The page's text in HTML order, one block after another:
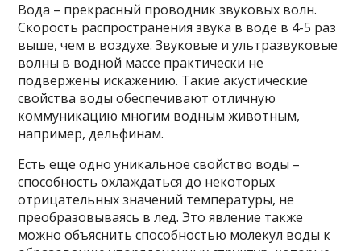
Вода – прекрасный проводник звуковых волн.
Скорость распространения звука в воде в 4-5 раз
выше, чем в воздухе. Звуковые и ультразвуковые
волны в водной массе практически не
подвержены искажению. Такие акустические
свойства воды обеспечивают отличную
коммуникацию многим водным животным,
например, дельфинам.
Есть еще одно уникальное свойство воды –
способность охлаждаться до некоторых
отрицательных значений температуры, не
преобразовываясь в лед. Это явление также
можно объяснить способностью молекул воды к